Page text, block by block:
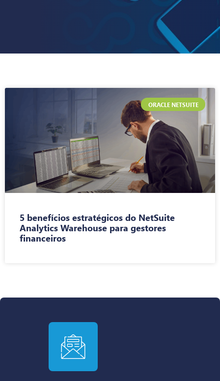
ORACLE NETSUITE
5 benefícios estratégicos do NetSuite
Analytics Warehouse para gestores
financeiros